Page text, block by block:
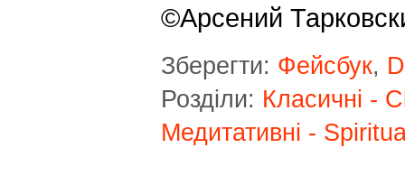
©Арсений
Зберегти: Фейсбук,
Розділи: Класичні -
Медитативні -